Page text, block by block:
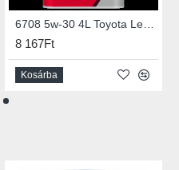
8 167Ft
Kosárba